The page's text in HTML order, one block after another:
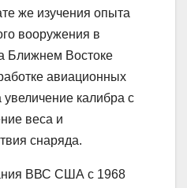
же изучения опыта
вооружения в
Ближнем Востоке
авиационных
калибра с
веса и
снаряда.
ВВС США с 1968